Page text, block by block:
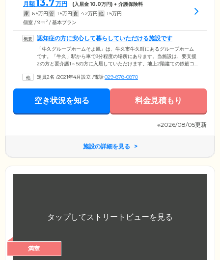
月額13.7万円 (入居金10.0万円) + 介護保険料
家 6.5万円 管 1.5万円 食 4.2万円 他 1.5万円
個室 / 9m2 / 基本プラン
認知症の方に安心して暮らしていただける施設です
「牛久グループホームそよ風」は、牛久市牛久町にあるグループホーム
です。「牛久」駅から車で3分程度の場所にあります。当施設は、要支援
2の方と要介護1～5の方に入居していただけます。地上2階建ての鉄筋コ
が多いので、お散歩をしながら自然とふれ合えるのが魅力。住み慣れた
知症対応型グループホームで、専門知識を持ったスタッフが常駐してい
ます。ご入居者様ご本人はもちろん、ご家族様にもきっと安心していた
定員2名 /2021年4月設立 /電話029-878-0870
空き状況を知る 料金見積もり
※2026/08/05更新
施設の詳細を見る
満室